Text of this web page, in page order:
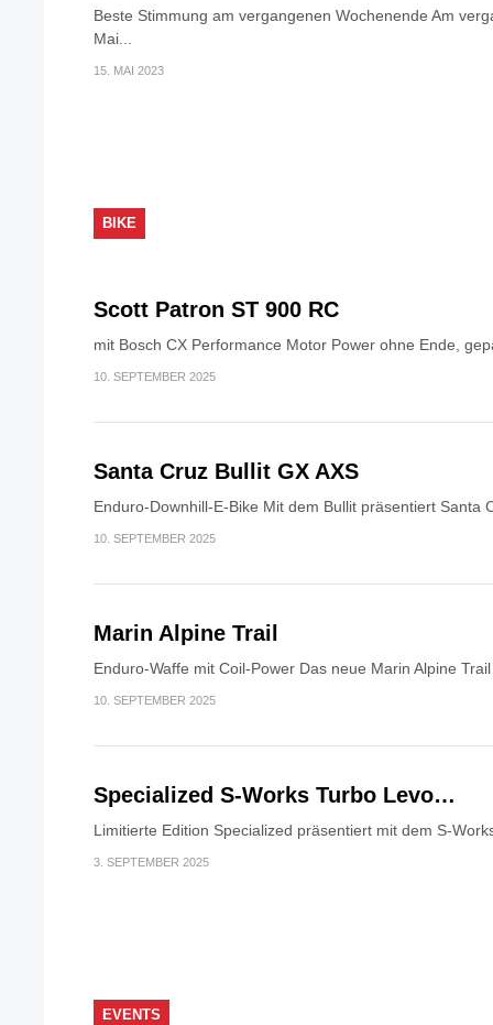
Beste Stimmung am vergangenen Wochenende Am
Mai...
15. MAI 2023
BIKE
Scott Patron ST 900 RC
mit Bosch CX Performance Motor Power ohne Ende,
10. SEPTEMBER 2025
Santa Cruz Bullit GX AXS
Enduro-Downhill-E-Bike Mit dem Bullit präsentiert Santa
10. SEPTEMBER 2025
Marin Alpine Trail
Enduro-Waffe mit Coil-Power Das neue Marin Alpine
10. SEPTEMBER 2025
Specialized S-Works Turbo Levo…
Limitierte Edition Specialized präsentiert mit dem S-
3. SEPTEMBER 2025
EVENTS